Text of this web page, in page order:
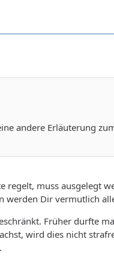
andere Erläuterung
regelt, muss ausgelegt
Dir vermutlich
Früher durfte
wird dies nicht